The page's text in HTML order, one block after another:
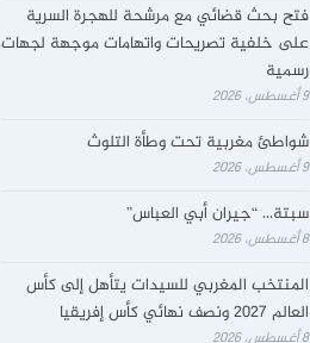
فتح بحث قضائي مع مرشحة للهجرة السرية
على خلفية تصريحات واتهامات موجهة لجهات
رسمية
9 أغسطس، 2026
شواطئ مغربية تحت وطأة التلوث
9 أغسطس، 2026
سبتة… “جيران أبي العباس”
8 أغسطس، 2026
المنتخب المغربي للسيدات يتأهل إلى كأس
العالم 2027 ونصف نهائي كأس إفريقيا